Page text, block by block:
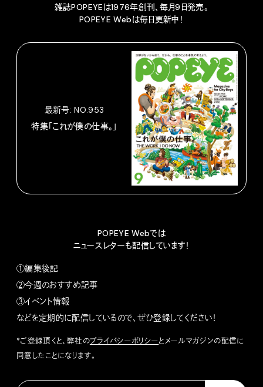
雑誌POPEYEは1976年創刊、毎月9日発売。
POPEYE Webは毎日更新中！
最新号: NO.953
特集「これが僕の仕事。」
POPEYE Webでは
ニュースレターも配信しています！
①編集後記
②今週のおすすめ記事
③イベント情報
などを定期的に配信しているので、ぜひ登録してください！
*ご登録頂くと、弊社のプライバシーポリシーとメールマガジンの配信に
同意したことになります。